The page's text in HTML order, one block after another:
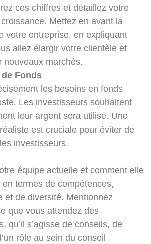
ces chiffres et détaillez votre
Mettez en avant la
votre entreprise, en expliquant
allez élargir votre clientèle et
nouveaux marchés.
de Fonds
les besoins en fonds
Les investisseurs souhaitent
leur argent sera utilisé. Une
est cruciale pour éviter de
investisseurs.
équipe actuelle et comment elle
en termes de compétences,
et de diversité. Mentionnez
que vous attendez des
qu’il s’agisse de conseils, de
rôle au sein du conseil